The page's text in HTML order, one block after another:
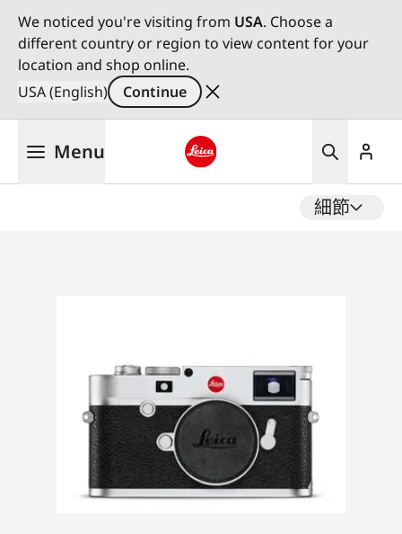
We noticed you're visiting from USA. Choose a
different country or region to view content for your
location and shop online.
USA (English)
Continue
Menu
細節